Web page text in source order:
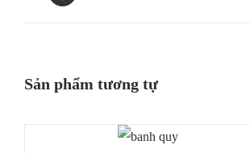
Sản phẩm tương tự